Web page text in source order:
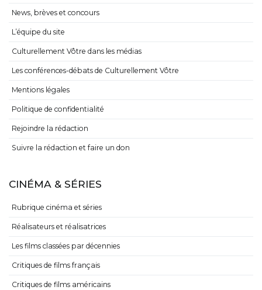
News, brèves et concours
L’équipe du site
Culturellement Vôtre dans les médias
Les conférences-débats de Culturellement Vôtre
Mentions légales
Politique de confidentialité
Rejoindre la rédaction
Suivre la rédaction et faire un don
CINÉMA & SÉRIES
Rubrique cinéma et séries
Réalisateurs et réalisatrices
Les films classées par décennies
Critiques de films français
Critiques de films américains